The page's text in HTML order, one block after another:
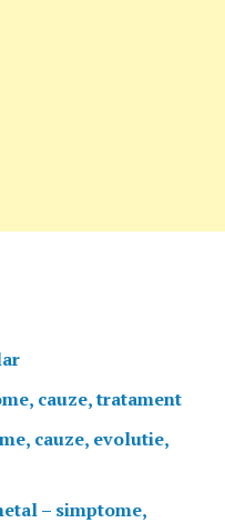
cauze, tratament
cauze, evolutie,
– simptome,